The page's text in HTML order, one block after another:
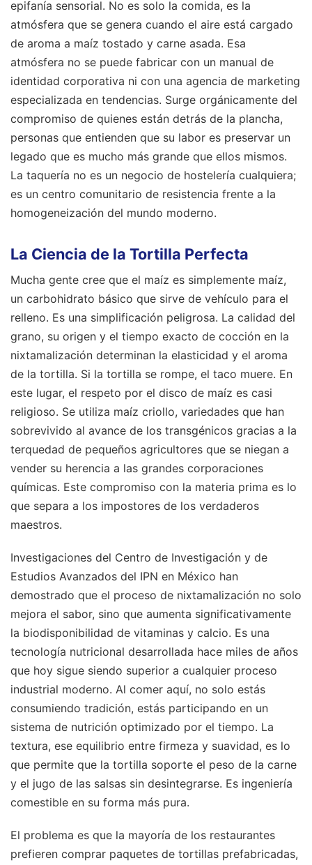
epifanía sensorial. No es solo la comida, es la
atmósfera que se genera cuando el aire está cargado
de aroma a maíz tostado y carne asada. Esa
atmósfera no se puede fabricar con un manual de
identidad corporativa ni con una agencia de marketing
especializada en tendencias. Surge orgánicamente del
compromiso de quienes están detrás de la plancha,
personas que entienden que su labor es preservar un
legado que es mucho más grande que ellos mismos.
La taquería no es un negocio de hostelería cualquiera;
es un centro comunitario de resistencia frente a la
homogeneización del mundo moderno.
La Ciencia de la Tortilla Perfecta
Mucha gente cree que el maíz es simplemente maíz,
un carbohidrato básico que sirve de vehículo para el
relleno. Es una simplificación peligrosa. La calidad del
grano, su origen y el tiempo exacto de cocción en la
nixtamalización determinan la elasticidad y el aroma
de la tortilla. Si la tortilla se rompe, el taco muere. En
este lugar, el respeto por el disco de maíz es casi
religioso. Se utiliza maíz criollo, variedades que han
sobrevivido al avance de los transgénicos gracias a la
terquedad de pequeños agricultores que se niegan a
vender su herencia a las grandes corporaciones
químicas. Este compromiso con la materia prima es lo
que separa a los impostores de los verdaderos
maestros.
Investigaciones del Centro de Investigación y de
Estudios Avanzados del IPN en México han
demostrado que el proceso de nixtamalización no solo
mejora el sabor, sino que aumenta significativamente
la biodisponibilidad de vitaminas y calcio. Es una
tecnología nutricional desarrollada hace miles de años
que hoy sigue siendo superior a cualquier proceso
industrial moderno. Al comer aquí, no solo estás
consumiendo tradición, estás participando en un
sistema de nutrición optimizado por el tiempo. La
textura, ese equilibrio entre firmeza y suavidad, es lo
que permite que la tortilla soporte el peso de la carne
y el jugo de las salsas sin desintegrarse. Es ingeniería
comestible en su forma más pura.
El problema es que la mayoría de los restaurantes
prefieren comprar paquetes de tortillas prefabricadas,